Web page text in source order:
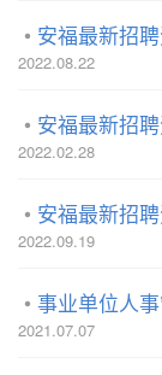
安福最新招
2022.08.22
安福最新招
2022.02.28
安福最新招
2022.09.19
事业单位人
2021.07.07